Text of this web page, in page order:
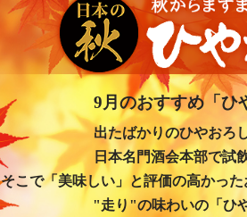
9月のおすすめ「ひ
出たばかりのひやおろ
日本名門酒会本部で試
そこで「美味しい」と評価の高かった
"走り"の味わいの「ひ